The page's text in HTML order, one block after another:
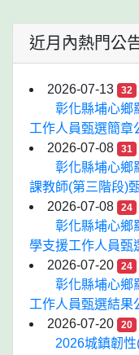
近月內熱門公
2026-07-13 32
彰化縣埔心鄉
工作人員甄選簡章
2026-07-08
31
彰化縣埔心鄉
課教師(第三階段)
2026-07-08
24
彰化縣埔心鄉
學支援工作人員甄
2026-07-20
24
彰化縣埔心鄉
工作人員甄選結果
2026-07-20
20
2026城鎮韌